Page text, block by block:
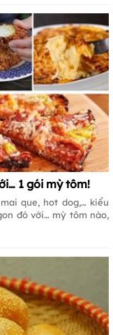
1 gói mỳ tôm!
que, hot dog,… kiểu
đó với… mỳ tôm nào,